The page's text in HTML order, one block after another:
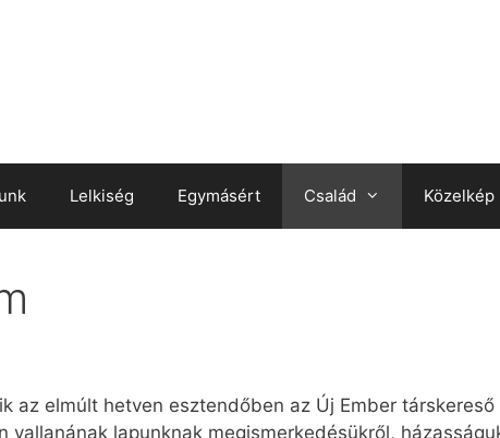
Lelkiség Egymásért Család Közelkép
az elmúlt hetven esztendőben az Új Ember
lapunknak megismerkedésükről,